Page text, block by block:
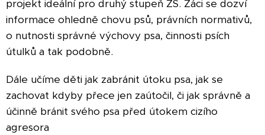
projekt ideální pro druhý stupeň ZŠ. Žáci se dozví
informace ohledně chovu psů, právních normativů,
o nutnosti správné výchovy psa, činnosti psích
útulků a tak podobně.
Dále učíme děti jak zabránit útoku psa, jak se
zachovat kdyby přece jen zaútočil, či jak správně a
účinně bránit svého psa před útokem cizího
agresora